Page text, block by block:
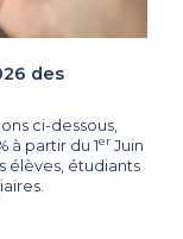
des
ci-dessous,
à partir du 1erJuin
élèves, étudiants